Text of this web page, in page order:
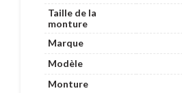
Taille de la
monture
Marque
Modèle
Monture